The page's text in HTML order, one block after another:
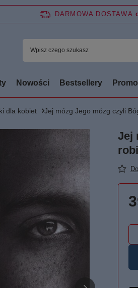
DARMOWA DOSTAWA
Nowości Bestsellery
dla kobiet Jej mózg Jego mózg czyli
Jej